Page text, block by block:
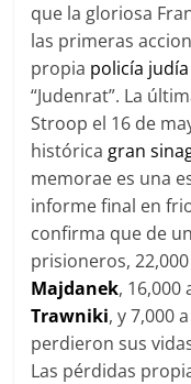
que la gloriosa
las primeras
propia policía judía
“Judenrat”. La
Stroop el 16 de
histórica gran
memorae es una
informe final en
confirma que de
prisioneros,
Majdanek, 16,000
Trawniki, y 7,000
perdieron sus
Las pérdidas